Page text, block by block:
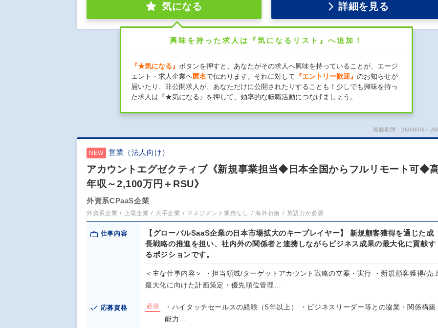
気になる 詳細を見る
興味を持った求人は『気になるリスト』へ追加！
『★気になる』 ボタンを押すと、あなたがその求人へ興味を持っていることが、エージ
ェント・求人企業へ匿名で伝わります。それに対して 『エントリー歓迎』 のお知らせが
届いたり、非公開求人が、あなただけに公開されたりすることも！少しでも興味を持っ
た求人は『★気になる』を押して、効率的な転職活動につなげましょう。
掲載期間：26/08/06～
NEW 営業（法人向け）
アカウントエグゼクティブ《新規事業担当◆日本全国からフルリモート可◆
年収～2,100万円＋RSU》
外資系CPaaS企業
外資系企業 上場企業 大手企業 マネジメント業務なし 海外折衝 英語力が必要
仕事内容
【グローバルSaaS企業の日本市場拡大のキープレイヤー】 新規顧客獲得を通じた成
長戦略の推進を担い、社内外の関係者と連携しながらビジネス成果の最大化に貢献す
るポジションです。
＜主な仕事内容＞ ・担当領域/ターゲットアカウント戦略の立案・実行 ・新規顧客獲得/売
最大化に向けた計画策定・優先順位管理…
応募資格 必須
・ハイタッチセールスの経験（5年以上） ・ビジネスリーダー等との協業・関係構築
能力…